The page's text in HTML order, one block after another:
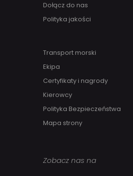
Dołącz do nas
Polityka jakości
Transport morski
Ekipa
Certyfikaty i nagrody
Kierowcy
Polityka Bezpieczeństwa
Mapa strony
Zobacz nas na